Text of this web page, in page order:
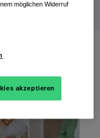
möglichen Widerruf
akzeptieren